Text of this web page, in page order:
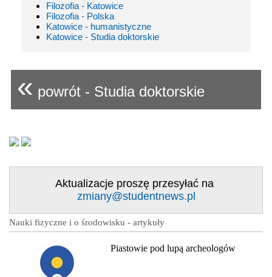
Filozofia - Katowice
Filozofia - Polska
Katowice - humanistyczne
Katowice - Studia doktorskie
« powrót - Studia doktorskie
Aktualizacje proszę przesyłać na
zmiany@studentnews.pl
Nauki fizyczne i o środowisku - artykuły
Piastowie pod lupą archeologów